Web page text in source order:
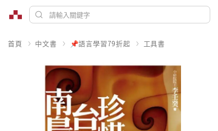
首頁 中文書 📌語言學習79折起 工具書